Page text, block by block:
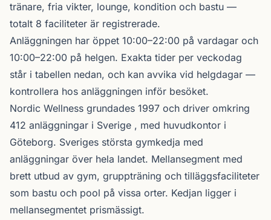
tränare, fria vikter, lounge, kondition och bastu —
totalt 8 faciliteter är registrerade.
Anläggningen har öppet 10:00–22:00 på vardagar och
10:00–22:00 på helgen. Exakta tider per veckodag
står i tabellen nedan, och kan avvika vid helgdagar —
kontrollera hos anläggningen inför besöket.
Nordic Wellness grundades 1997 och driver omkring
412 anläggningar i Sverige , med huvudkontor i
Göteborg. Sveriges största gymkedja med
anläggningar över hela landet. Mellansegment med
brett utbud av gym, gruppträning och tilläggsfaciliteter
som bastu och pool på vissa orter. Kedjan ligger i
mellansegmentet prismässigt.